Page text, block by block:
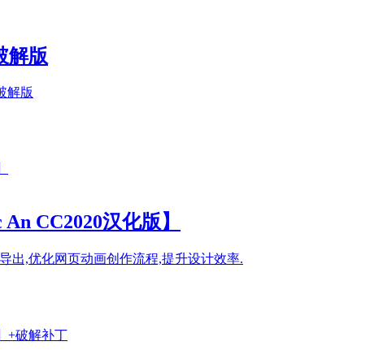
解版
解版
CC2020汉化版】
出,优化网页动画创作流程,提升设计效率.